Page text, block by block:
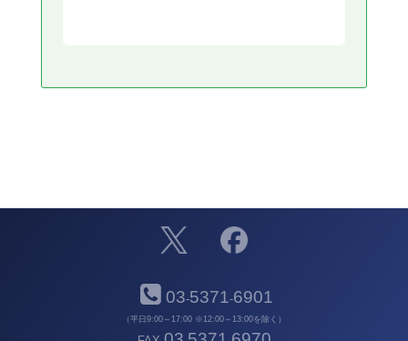
03-5371-6901
（平日9:00～17:00 ※12:00～13:00を除く）